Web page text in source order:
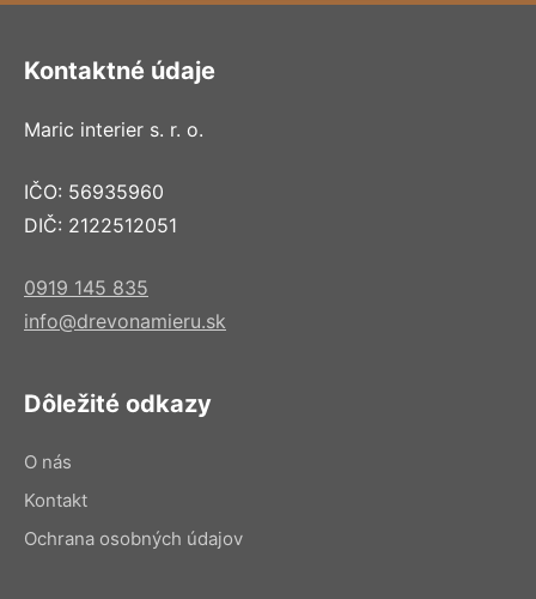
Kontaktné údaje
Maric interier s. r. o.
IČO: 56935960
DIČ: 2122512051
0919 145 835
info@drevonamieru.sk
Dôležité odkazy
O nás
Kontakt
Ochrana osobných údajov